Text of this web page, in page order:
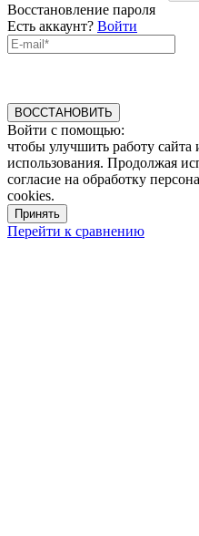
Восстановление пароля
Есть аккаунт? Войти
ВОССТАНОВИТЬ
Войти с помощью:
чтобы улучшить работу сайта
использования. Продолжая
согласие на обработку
cookies.
Принять
Перейти к сравнению